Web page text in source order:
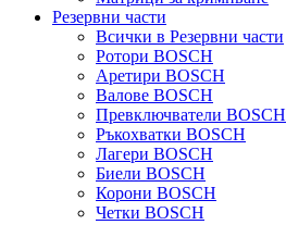
Резервни части
Всички в Резервни части
Ротори BOSCH
Аретири BOSCH
Валове BOSCH
Превключватели BOSCH
Ръкохватки BOSCH
Лагери BOSCH
Биели BOSCH
Корони BOSCH
Четки BOSCH